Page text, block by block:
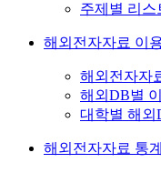
주제별 리스
해외전자자료 이
해외전자자
해외DB별
대학별 해외
해외전자자료 통계